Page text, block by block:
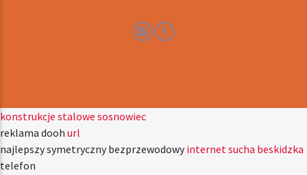
konstrukcje stalowe sosnowiec
reklama dooh url
najlepszy symetryczny bezprzewodowyinternet sucha beskidzka
telefon